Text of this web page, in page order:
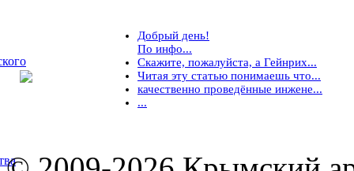
Добрый день!
По инфо...
Скажите, пожалуйста, а Гейнрих...
Читая эту статью понимаешь что...
качественно проведённые инжене...
...